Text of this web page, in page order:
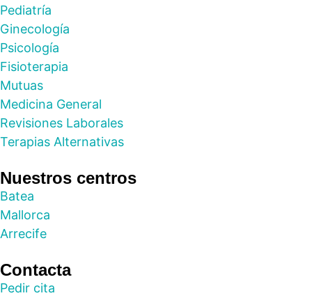
Pediatría
Ginecología
Psicología
Fisioterapia
Mutuas
Medicina General
Revisiones Laborales
Terapias Alternativas
Nuestros centros
Batea
Mallorca
Arrecife
Contacta
Pedir cita